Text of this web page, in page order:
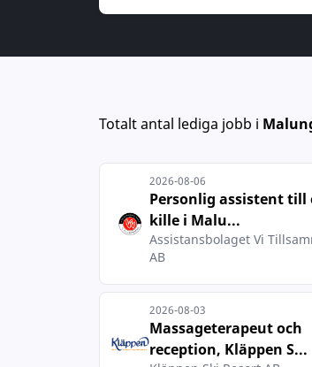
Totalt antal lediga jobb i
2026-08-06
Personlig assistent till
kille i Malu...
Assistansbolaget Vi
AB
2026-08-03
Massageterapeut och
reception, Kläppen S...